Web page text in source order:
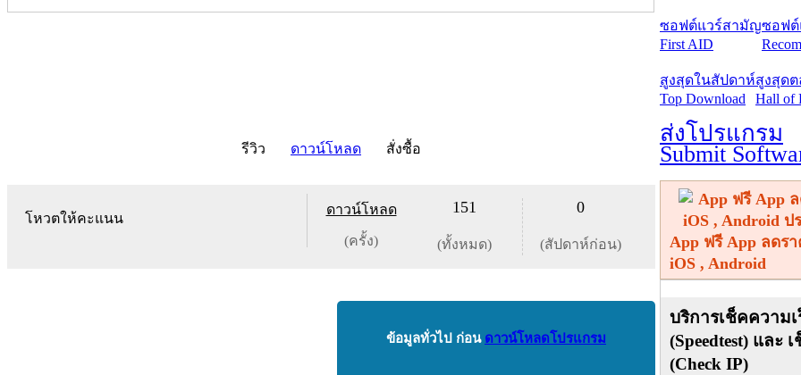
รีวิว ดาวน์โหลด สั่งซื้อ
โหวตให้คะแนน
ดาวน์โหลด
(ครั้ง)
151
(ทั้งหมด)
0
(สัปดาห์ก่อน)
ข้อมูลทั่วไป ก่อน ดาวน์โหลดโปรแกรม
ซอฟต์แวร์สามัญ
First AID
ซอฟต์
สูงสุดในสัปดาห์
Top Download
สูงสุด
Hall of
ส่งโปรแกรม
Submit
App ฟรี App ลดร
iOS , Android
บริการเช็คความเ
(Speedtest) และ
(Check IP)